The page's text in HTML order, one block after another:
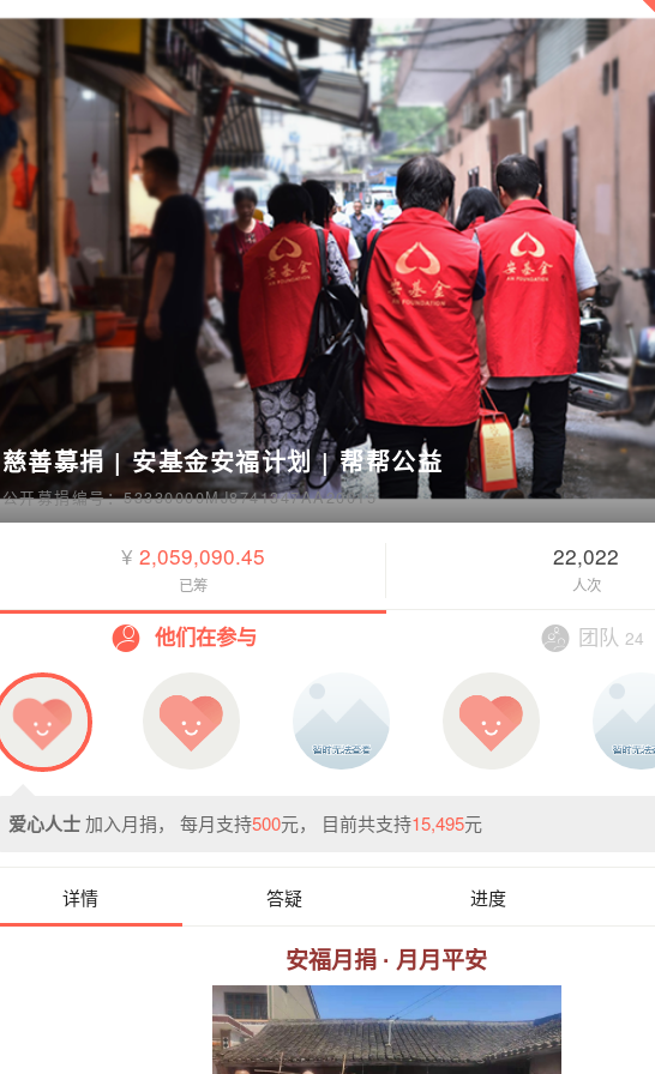
慈善募捐 | 安基金安福计划 | 帮帮公益
公开募捐编号：53330000MJ8741347AA20015
¥ 2,059,090.45
已筹
22,022
人次
他们在参与 团队 24
爱心人士加入月捐， 每月支持500元， 目前共支持15,495元
详情 答疑 进度
安福月捐 · 月月平安